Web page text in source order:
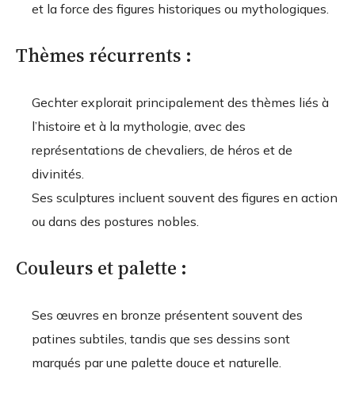
et la force des figures historiques ou mythologiques.
Thèmes récurrents :
Gechter explorait principalement des thèmes liés à
l’histoire et à la mythologie, avec des
représentations de chevaliers, de héros et de
divinités.
Ses sculptures incluent souvent des figures en action
ou dans des postures nobles.
Couleurs et palette :
Ses œuvres en bronze présentent souvent des
patines subtiles, tandis que ses dessins sont
marqués par une palette douce et naturelle.